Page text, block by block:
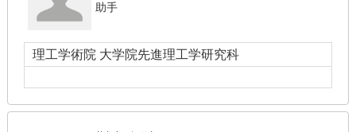
助手
理工学術院 大学院先進理工学研究科